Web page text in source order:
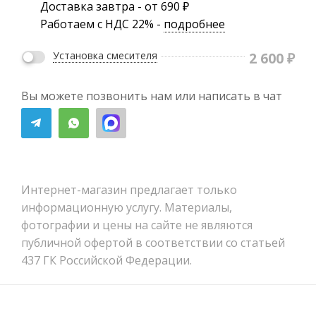
Доставка завтра - от 690 ₽
Работаем с НДС 22% - подробнее
Установка смесителя 2 600₽
Вы можете позвонить нам или написать в чат
Интернет-магазин предлагает только
информационную услугу. Материалы,
фотографии и цены на сайте не являются
публичной офертой в соответствии со статьей
437 ГК Российской Федерации.